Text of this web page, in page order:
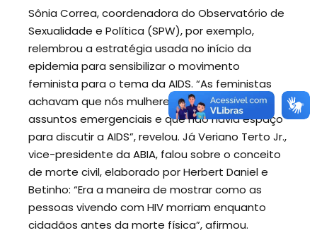
Sônia Correa, coordenadora do Observatório de
Sexualidade e Política (SPW), por exemplo,
relembrou a estratégia usada no início da
epidemia para sensibilizar o movimento
feminista para o tema da AIDS. “As feministas
achavam que nós mulheres tínhamos outros
assuntos emergenciais e que não havia espaço
para discutir a AIDS”, revelou. Já Veriano Terto Jr.,
vice-presidente da ABIA, falou sobre o conceito
de morte civil, elaborado por Herbert Daniel e
Betinho: “Era a maneira de mostrar como as
pessoas vivendo com HIV morriam enquanto
cidadãos antes da morte física”, afirmou.